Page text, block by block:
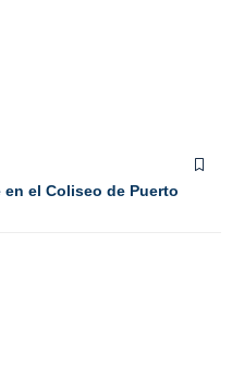
el Coliseo de Puerto